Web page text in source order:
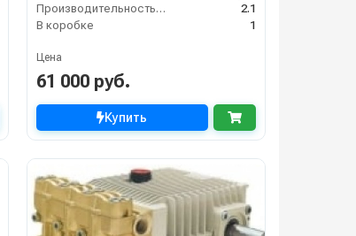
Производительность (л/мин)
2.1
В коробке
1
Цена
61 000 руб.
Купить